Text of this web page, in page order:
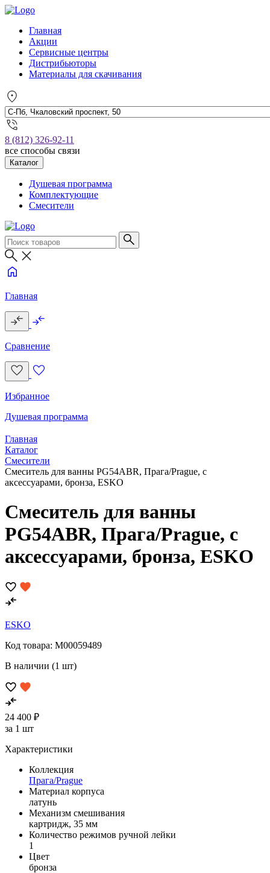
Главная
Акции
Сервисные центры
Дистрибьюторы
Материалы для скачивания
8 (812) 326-92-11
все способы связи
Каталог
Душевая программа
Комплектующие
Смесители
Главная
Сравнение
Избранное
Душевая программа
Главная
Каталог
Смесители
Смеситель для ванны PG54ABR, Прага/Prague, с
аксессуарами, бронза, ESKO
Смеситель для ванны
PG54ABR, Прага/Prague, с
аксессуарами, бронза, ESKO
ESKO
Код товара: M00059489
В наличии (1 шт)
24 400 ₽
за 1 шт
Характеристики
Коллекция
Прага/Prague
Материал корпуса
латунь
Механизм смешивания
картридж, 35 мм
Количество режимов ручной лейки
1
Цвет
бронза